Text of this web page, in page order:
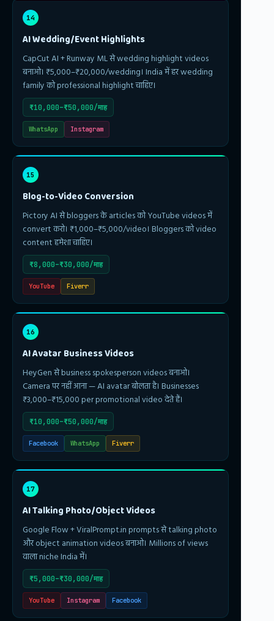
14
AI Wedding/Event Highlights
CapCut AI + Runway ML से wedding highlight videos
बनाओ। ₹5,000–₹20,000/wedding। India में हर wedding
family को professional highlight चाहिए।
₹10,000–₹50,000/माह
WhatsApp Instagram
15
Blog-to-Video Conversion
Pictory AI से bloggers के articles को YouTube videos में
convert करो। ₹1,000–₹5,000/video। Bloggers को video
content हमेशा चाहिए।
₹8,000–₹30,000/माह
YouTube Fiverr
16
AI Avatar Business Videos
HeyGen से business spokesperson videos बनाओ।
Camera पर नहीं आना — AI avatar बोलता है। Businesses
₹3,000–₹15,000 per promotional video देते हैं।
₹10,000–₹50,000/माह
Facebook WhatsApp Fiverr
17
AI Talking Photo/Object Videos
Google Flow + ViralPrompt.in prompts से talking photo
और object animation videos बनाओ। Millions of views
वाला niche India में।
₹5,000–₹30,000/माह
YouTube Instagram Facebook